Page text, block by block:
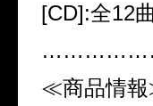
[CD]:全12
≪商品情